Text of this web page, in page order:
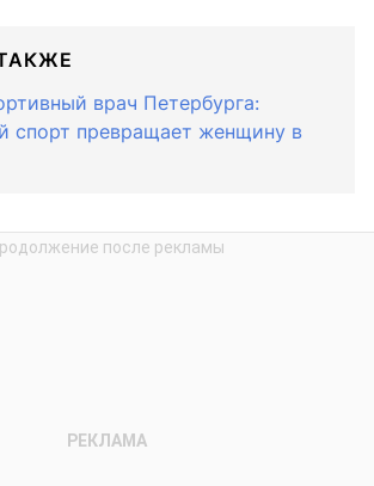
врач Петербурга:
спорт превращает женщину в